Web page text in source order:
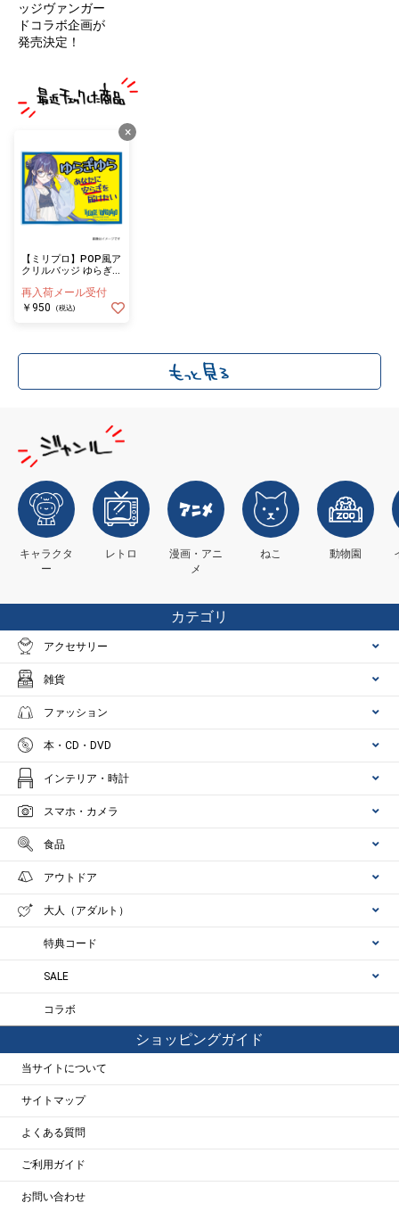
ッジヴァンガー
ドコラボ企画が
発売決定！
×
【ミリプロ】POP風ア
クリルバッジ ゆらぎゆ
再入荷メール受付
￥950
(税込)
キャラクタ
ー
レトロ
漫画・アニ
メ
ねこ 動物園
カテゴリ
アクセサリー
雑貨
ファッション
本・CD・DVD
インテリア・時計
スマホ・カメラ
食品
アウトドア
大人（アダルト）
特典コード
SALE
コラボ
ショッピングガイド
当サイトについて
サイトマップ
よくある質問
ご利用ガイド
お問い合わせ